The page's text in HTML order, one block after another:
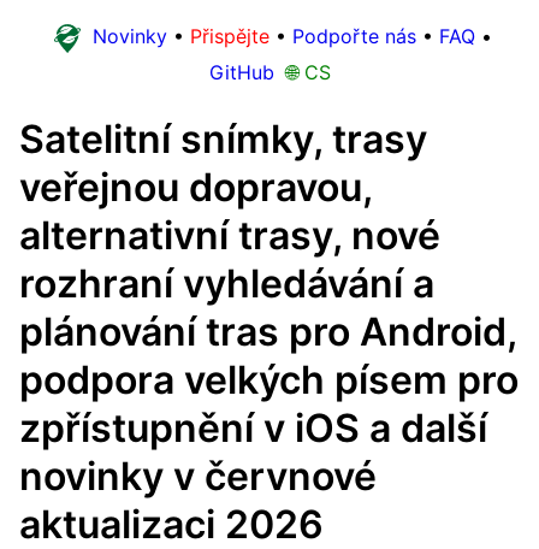
Novinky • Přispějte • Podpořte nás • FAQ •
GitHub 🌐 CS
Satelitní snímky, trasy
veřejnou dopravou,
alternativní trasy, nové
rozhraní vyhledávání a
plánování tras pro Android,
podpora velkých písem pro
zpřístupnění v iOS a další
novinky v červnové
aktualizaci 2026